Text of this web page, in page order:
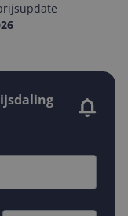
Gewenste prijs